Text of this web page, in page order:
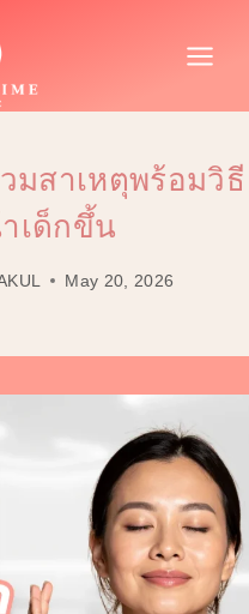
มสาเหตุพร้อมวิธี
เด็กขึ้น
May 20, 2026